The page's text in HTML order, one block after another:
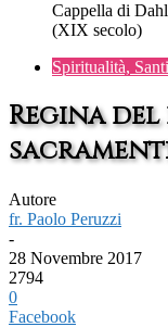
Cappella di
(XIX secolo)
Spiritualità,
Regina
Autore
fr. Paolo Peruzzi
-
28 Novembre 2017
2794
0
Facebook